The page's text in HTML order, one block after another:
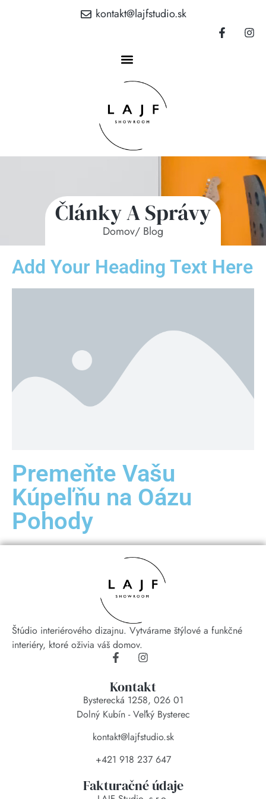
kontakt@lajfstudio.sk
Články A Správy
Domov/ Blog
Add Your Heading Text Here
Premeňte Vašu
Kúpeľňu na Oázu
Pohody
Štúdio interiérového dizajnu. Vytvárame štýlové a funkčné
interiéry, ktoré oživia váš domov.
Kontakt
Bysterecká 1258, 026 01
Dolný Kubín - Veľký Bysterec
kontakt@lajfstudio.sk
+421 918 237 647
Fakturačné údaje